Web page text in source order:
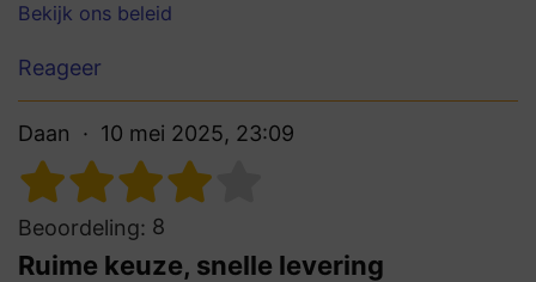
Bekijk ons beleid
Reageer
Daan 10 mei 2025, 23:09
Beoordeling: 8
Ruime keuze, snelle levering